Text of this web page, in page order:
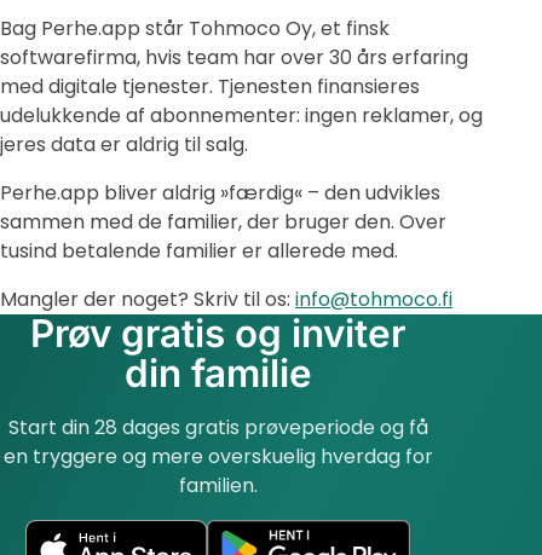
Bag Perhe.app står Tohmoco Oy, et finsk
softwarefirma, hvis team har over 30 års erfaring
med digitale tjenester. Tjenesten finansieres
udelukkende af abonnementer: ingen reklamer, og
jeres data er aldrig til salg.
Perhe.app bliver aldrig »færdig« – den udvikles
sammen med de familier, der bruger den. Over
tusind betalende familier er allerede med.
Mangler der noget? Skriv til os: info@tohmoco.fi
Prøv gratis og inviter
din familie
Start din 28 dages gratis prøveperiode og få
en tryggere og mere overskuelig hverdag for
familien.